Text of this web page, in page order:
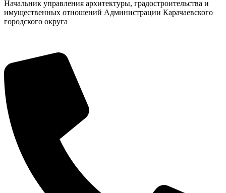
Дума
Начальник управления архитектуры, градостроительства и
имущественных отношений Администрации Карачаевского
городского округа